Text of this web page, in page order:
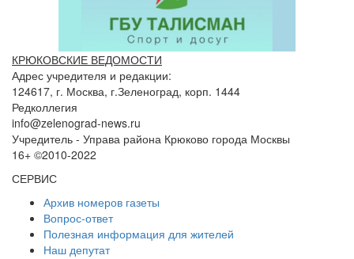
КРЮКОВСКИЕ ВЕДОМОСТИ
Адрес учредителя и редакции:
124617, г. Москва, г.Зеленоград, корп. 1444
Редколлегия
info@zelenograd-news.ru
Учредитель - Управа района Крюково города Москвы
16+ ©2010-2022
СЕРВИС
Архив номеров газеты
Вопрос-ответ
Полезная информация для жителей
Наш депутат